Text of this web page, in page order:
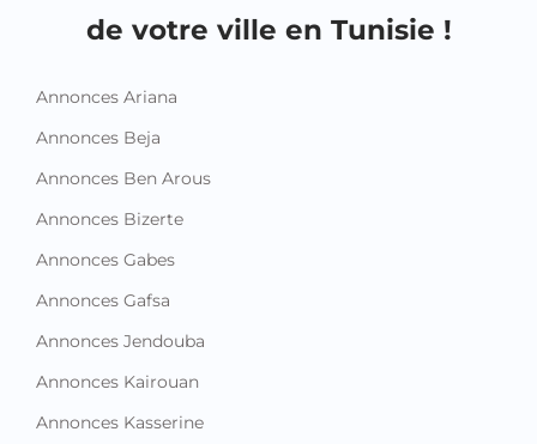
de votre ville en Tunisie !
Annonces Ariana
Annonces Beja
Annonces Ben Arous
Annonces Bizerte
Annonces Gabes
Annonces Gafsa
Annonces Jendouba
Annonces Kairouan
Annonces Kasserine